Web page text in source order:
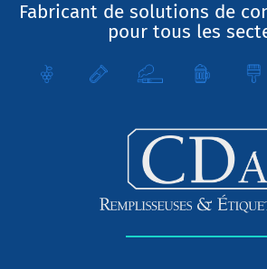
Fabricant de solutions de
pour tous les